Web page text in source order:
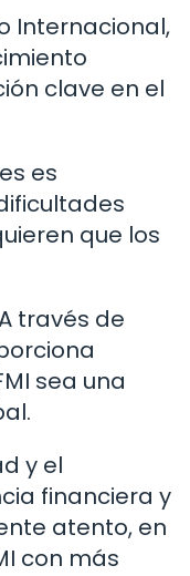
Internacional,
clave en el
es
que los
través de
sea una
y el
financiera y
atento, en
con más